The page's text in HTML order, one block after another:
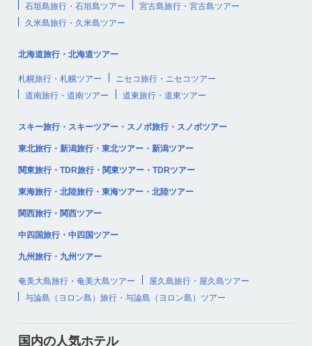
石垣島旅行・石垣島ツアー
宮古島旅行・宮古島ツアー
久米島旅行・久米島ツアー
北海道旅行・北海道ツアー
札幌旅行・札幌ツアー
ニセコ旅行・ニセコツアー
道南旅行・道南ツアー
道東旅行・道東ツアー
スキー旅行・スキーツアー・スノボ旅行・スノボツアー
東北旅行・新潟旅行・東北ツアー・新潟ツアー
関東旅行・TDR旅行・関東ツアー・TDRツアー
東海旅行・北陸旅行・東海ツアー・北陸ツアー
関西旅行・関西ツアー
中四国旅行・中四国ツアー
九州旅行・九州ツアー
奄美大島旅行・奄美大島ツアー
屋久島旅行・屋久島ツアー
与論島（ヨロン島）旅行・与論島（ヨロン島）ツアー
国内の人気ホテル